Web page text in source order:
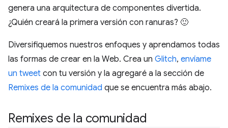
genera una arquitectura de componentes divertida.
¿Quién creará la primera versión con ranuras? 🙂
Diversifiquemos nuestros enfoques y aprendamos todas
las formas de crear en la Web. Crea un Glitch, envíame
un tweet con tu versión y la agregaré a la sección de
Remixes de la comunidad que se encuentra más abajo.
Remixes de la comunidad